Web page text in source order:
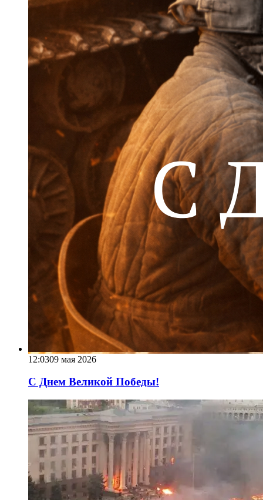
12:0309 мая 2026
С Днем Великой Победы!